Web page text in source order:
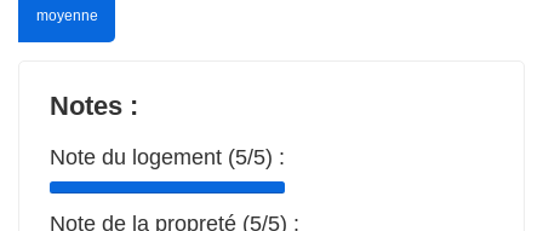
moyenne
Notes :
Note du logement (5/5) :
Note de la propreté (5/5) :